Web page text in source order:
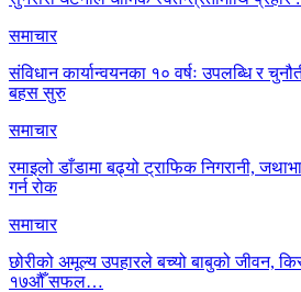
समाचार
संविधान कार्यान्वयनका १० वर्षः उपलब्धि र
बहस सुरु
समाचार
रमाइलो डाँडामा बढ्यो ट्राफिक निगरानी,
गर्न रोक
समाचार
छोरीको अमूल्य उपहारले बच्यो बाबुको जीवन,
१७औँ सफल…